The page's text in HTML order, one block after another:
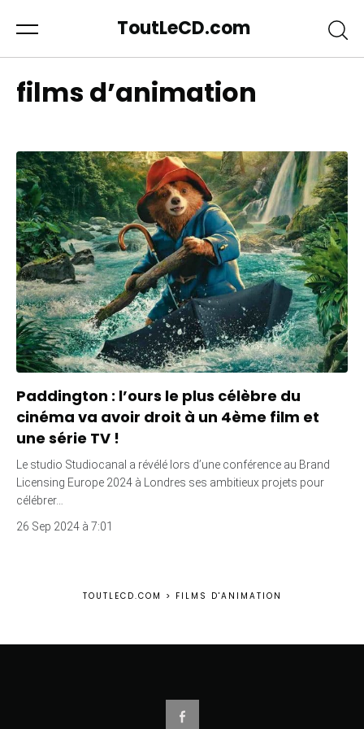
ToutLeCD.com
films d’animation
Paddington : l’ours le plus célèbre du
cinéma va avoir droit à un 4ème film et
une série TV !
Le studio Studiocanal a révélé lors d’une conférence au Brand
Licensing Europe 2024 à Londres ses ambitieux projets pour
célébrer…
26 Sep 2024 à 7:01
TOUTLECD.COM > FILMS D'ANIMATION